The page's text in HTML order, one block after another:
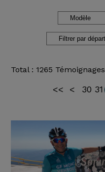
Total : 1265 Témoignages
<< < 30 31